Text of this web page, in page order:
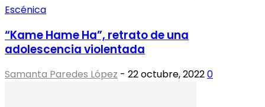
Escénica
“Kame Hame Ha”, retrato de una
adolescencia violentada
Samanta Paredes López - 22 octubre, 20220